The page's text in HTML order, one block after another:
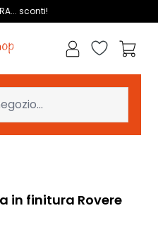
sconti!
Lista dei
in finitura Rovere